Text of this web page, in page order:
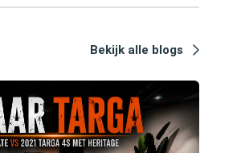
Bekijk alle blogs